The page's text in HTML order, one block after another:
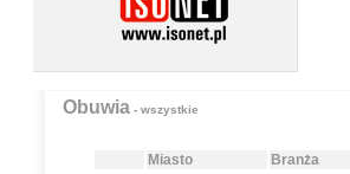
Obuwia- wszystkie
Miasto Branża